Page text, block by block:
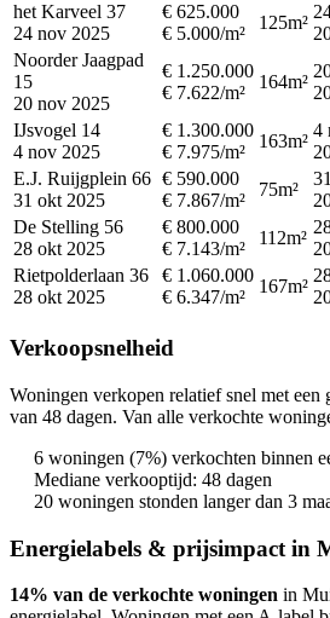
het Karveel 37
24 nov 2025
€ 625.000
€ 5.000/m²
125m²
Noorder Jaagpad
15
20 nov 2025
€ 1.250.000
€ 7.622/m²
164m²
IJsvogel 14
4 nov 2025
€ 1.300.000
€ 7.975/m²
163m²
4
E.J. Ruijgplein 66
31 okt 2025
€ 590.000
€ 7.867/m²
75m²
De Stelling 56
28 okt 2025
€ 800.000
€ 7.143/m²
112m²
Rietpolderlaan 36
28 okt 2025
€ 1.060.000
€ 6.347/m²
167m²
Verkoopsnelheid
Woningen verkopen relatief snel met een
van 48 dagen. Van alle verkochte
6 woningen (7%) verkochten binnen
Mediane verkooptijd: 48 dagen
20 woningen stonden langer dan 3
Energielabels & prijsimpact in
14% van de verkochte woningen in